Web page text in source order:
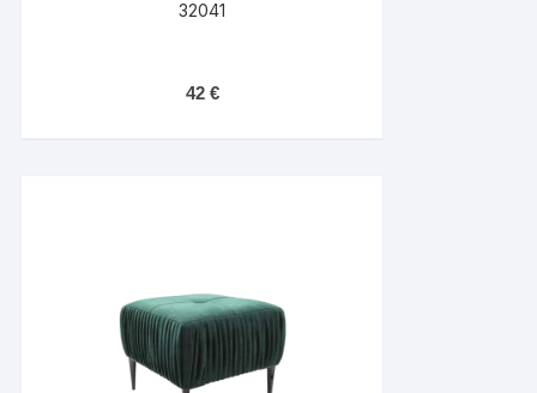
32041
42 €